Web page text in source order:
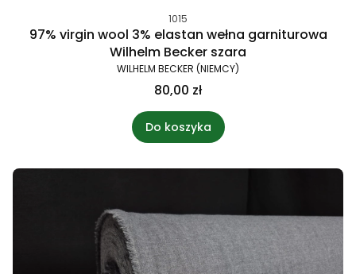
1015
97% virgin wool 3% elastan wełna garniturowa
Wilhelm Becker szara
WILHELM BECKER (NIEMCY)
80,00 zł
Do koszyka